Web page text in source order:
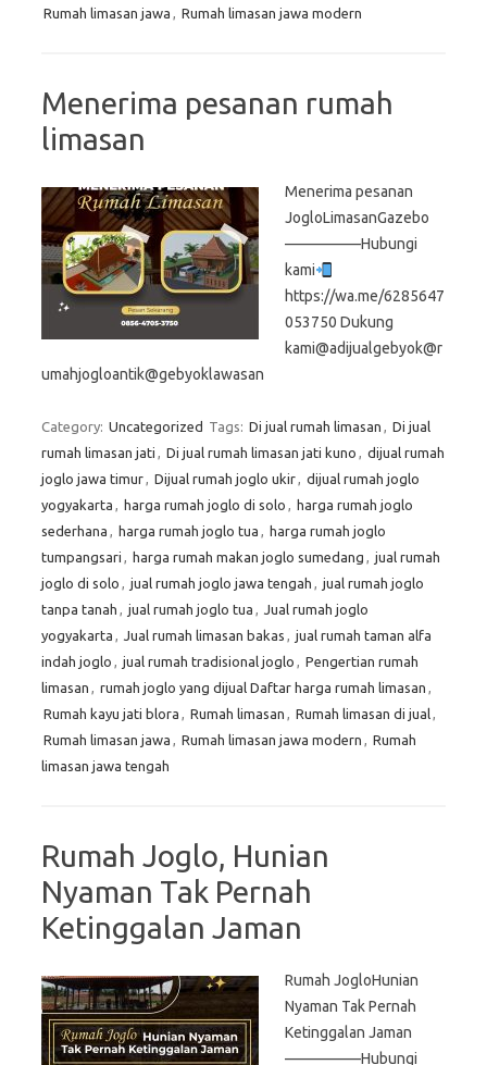
Rumah limasan jawa , Rumah limasan jawa modern
Menerima pesanan rumah
limasan
Menerima pesanan
JogloLimasanGazebo
—————Hubungi
kami
https://wa.me/6285647
053750 Dukung
kami@adijualgebyok@r
umahjogloantik@gebyoklawasan
Category: Uncategorized Tags: Di jual rumah limasan , Di jual
rumah limasan jati , Di jual rumah limasan jati kuno , dijual rumah
joglo jawa timur, Dijual rumah joglo ukir, dijual rumah joglo
yogyakarta , harga rumah joglo di solo , harga rumah joglo
sederhana , harga rumah joglo tua , harga rumah joglo
tumpangsari , harga rumah makan joglo sumedang , jual rumah
joglo di solo , jual rumah joglo jawa tengah , jual rumah joglo
tanpa tanah , jual rumah joglo tua , Jual rumah joglo
yogyakarta , Jual rumah limasan bakas , jual rumah taman alfa
indah joglo , jual rumah tradisional joglo , Pengertian rumah
limasan , rumah joglo yang dijual Daftar harga rumah limasan ,
Rumah kayu jati blora , Rumah limasan , Rumah limasan di jual,
Rumah limasan jawa , Rumah limasan jawa modern , Rumah
limasan jawa tengah
Rumah Joglo, Hunian
Nyaman Tak Pernah
Ketinggalan Jaman
Rumah JogloHunian
Nyaman Tak Pernah
Ketinggalan Jaman
—————Hubungi